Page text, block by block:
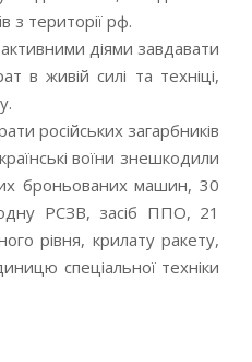
з території рф.
діями завдавати
в живій силі та техніці,
російських загарбників
воїни знешкодили
броньованих машин, 30
РСЗВ, засіб ППО, 21
рівня, крилату ракету,
спеціальної техніки